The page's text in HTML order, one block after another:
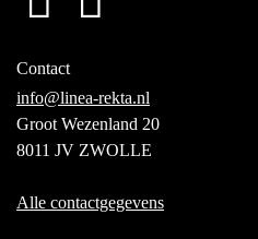
Contact
info@linea-rekta.nl
Groot Wezenland 20
8011 JV ZWOLLE
Alle contactgegevens